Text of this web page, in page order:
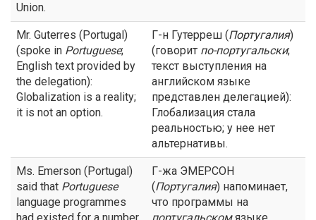
Union.
Mr. Guterres (Portugal)
(spoke in Portuguese;
English text provided by
the delegation):
Globalization is a reality;
it is not an option.
Г-н Гутерреш (Португалия)
(говорит по-португальски;
текст выступления на
английском языке
представлен делегацией):
Глобализация стала
реальностью; у нее нет
альтернативы.
Ms. Emerson (Portugal)
said that Portuguese
language programmes
Г-жа ЭМЕРСОН
(Португалия) напоминает,
что программы на